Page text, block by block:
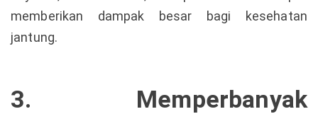
memberikan dampak besar bagi kesehatan
jantung.
3. Memperbanyak